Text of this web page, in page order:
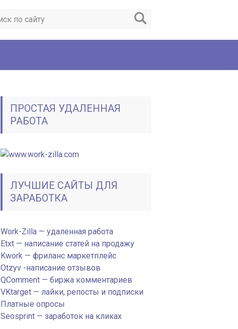
ПРОСТАЯ УДАЛЕННАЯ
РАБОТА
ЛУЧШИЕ САЙТЫ ДЛЯ
ЗАРАБОТКА
Work-Zilla — удаленная работа
Etxt — написание статей на продажу
Kwork — фриланс маркетплейс
Otzyv -написание отзывов
QComment — биржа комментариев
VKtarget — лайки, репосты и подписки
Платные опросы
Seosprint — заработок на кликах